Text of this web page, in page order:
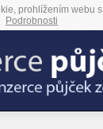
prohlížením webu
Podrobnosti